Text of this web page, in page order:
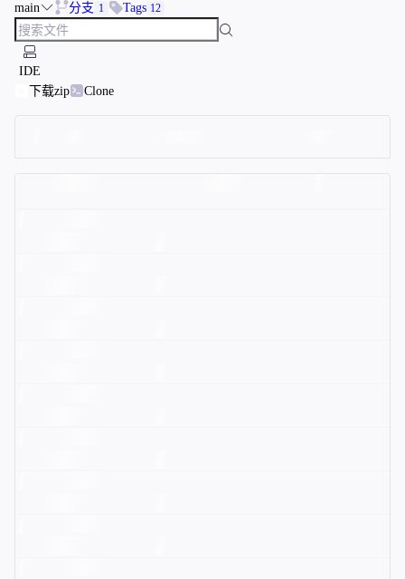
main 分支 1 Tags 12
IDE
下载zip
Clone